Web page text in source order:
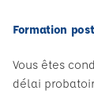
Formation
Vous êtes
délai